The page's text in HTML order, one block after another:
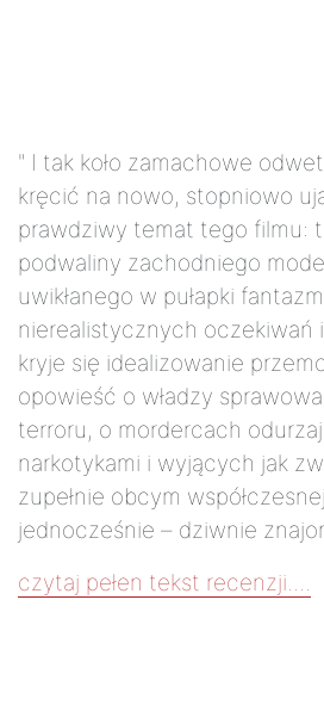
" I tak koło zamachowe
kręcić na nowo, stopniowo
prawdziwy temat tego filmu:
podwaliny zachodniego
uwikłanego w pułapki
nierealistycznych oczekiwań
kryje się idealizowanie
opowieść o władzy
terroru, o mordercach
narkotykami i wyjących jak
zupełnie obcym
jednocześnie – dziwnie
czytaj pełen tekst recenzji....